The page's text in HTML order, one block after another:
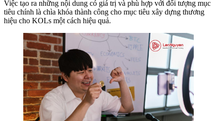
Việc tạo ra những nội dung có giá trị và phù hợp với đối tượng mục
tiêu chính là chìa khóa thành công cho mục tiêu xây dựng thương
hiệu cho KOLs một cách hiệu quả.